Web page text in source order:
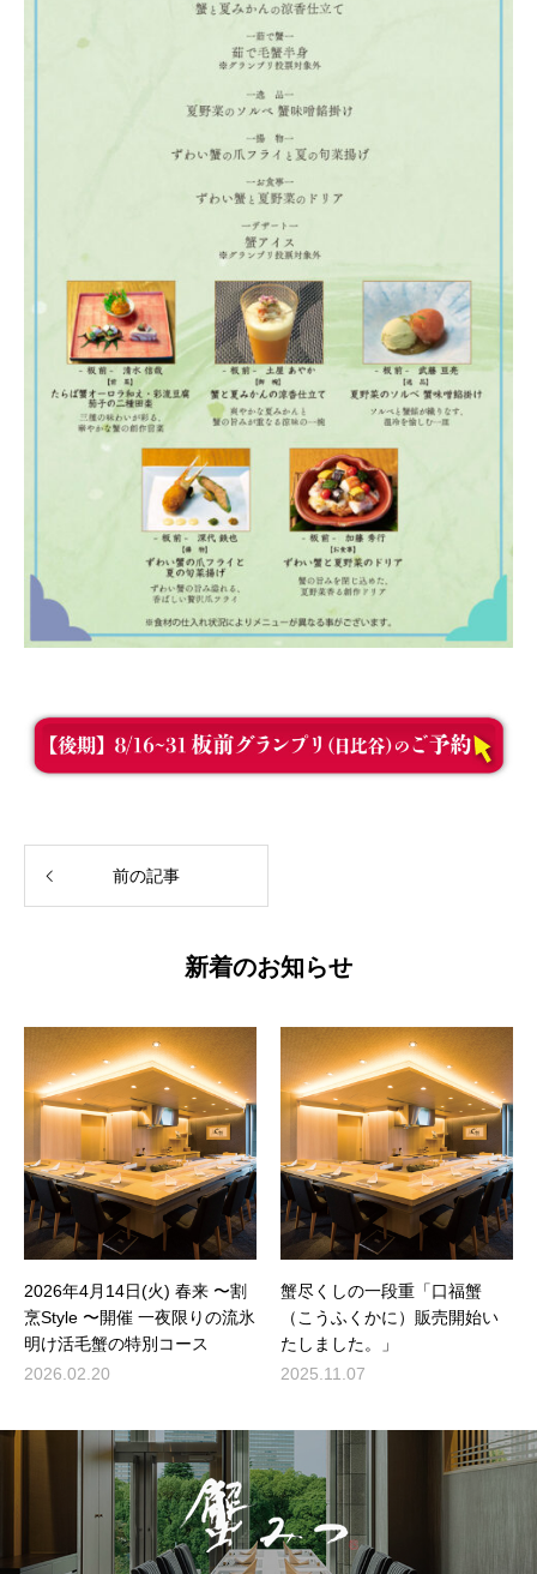
前の記事
新着のお知らせ
2026年4月14日(火) 春来 〜割
烹Style 〜開催 一夜限りの流氷
明け活毛蟹の特別コース
2026.02.20
蟹尽くしの一段重「口福蟹
（こうふくかに）販売開始い
たしました。」
2025.11.07